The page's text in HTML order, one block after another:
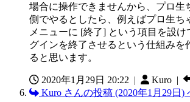
場合に操作できませんから、プロ生
側でやるとしたら、例えばプロ生ち
メニューに [終了] という項目を設け
グインを終了させるという仕組みを
ると思います。
2020年1月29日 20:22 | Kuro |
Kuro さんの投稿 (2020年1月29日)